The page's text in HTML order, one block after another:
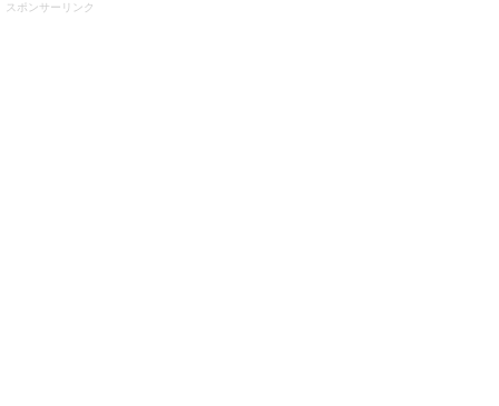
スポンサーリンク